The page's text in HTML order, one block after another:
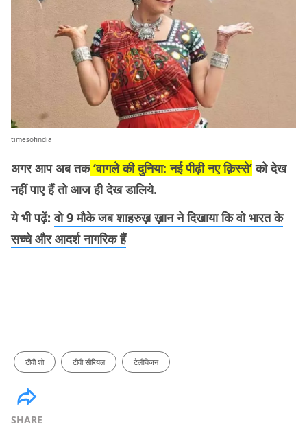
timesofindia
अगर आप अब तक ‘वागले की दुनिया: नई पीढ़ी नए क़िस्से’को देख
नहीं पाए हैं तो आज ही देख डालिये.
ये भी पढ़ें:वो 9 मौके जब शाहरुख़ ख़ान ने दिखाया कि वो भारत के
सच्चे और आदर्श नागरिक हैं
टीवी शो टीवी सीरियल टेलीविजन
SHARE